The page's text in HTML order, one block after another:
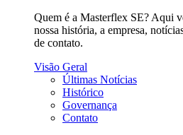
Quem é a Masterflex SE? Aqui
nossa história, a empresa,
de contato.
Visão Geral
Últimas Notícias
Histórico
Governança
Contato